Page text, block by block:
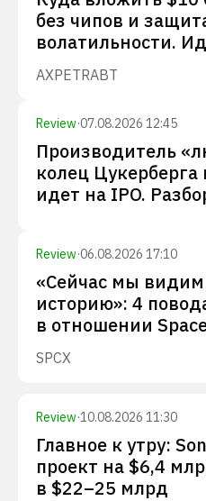
без чипов и
волатильности.
AXPETRABT
Review·07.08.2026 12:45
Производитель
колец
идет на IPO.
Review·06.08.2026 17:10
«Сейчас мы
историю»: 4
в отношении
SPCX
Review·10.08.2026 11:30
Главное к утру:
проект на $6,4
в $22–25 млрд